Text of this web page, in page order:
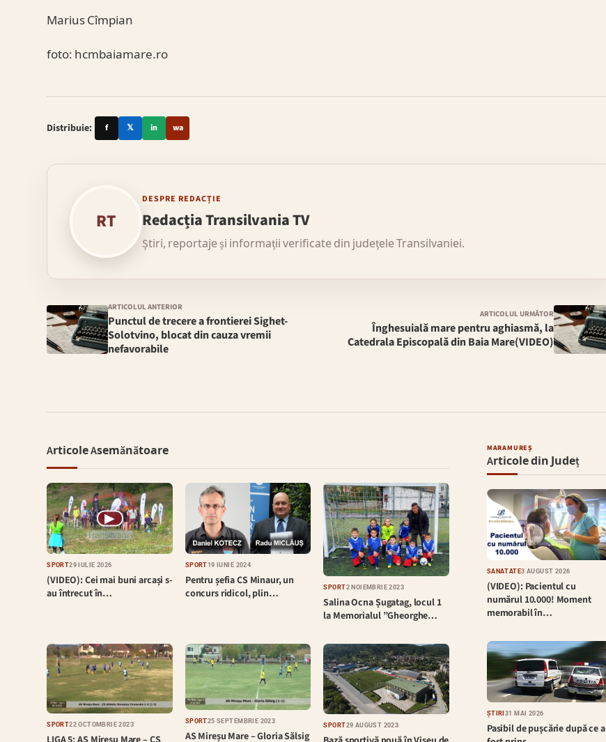
Marius Cîmpian
foto: hcmbaiamare.ro
Distribuie: f 𝕏 in wa
RT
DESPRE REDACȚIE
Redacția Transilvania TV
Știri, reportaje și informații verificate din județele Transilvaniei.
ARTICOLUL ANTERIOR
Punctul de trecere a frontierei Sighet-
Solotvino, blocat din cauza vremii
nefavorabile
ARTICOLUL URMĂTOR
Înghesuială mare pentru aghiasmă, la
Catedrala Episcopală din Baia Mare(VIDEO)
Articole Asemănătoare
▶
SPORT29 IULIE 2026
(VIDEO): Cei mai buni arcași s-
au întrecut în…
SPORT19 IUNIE 2024
Pentru șefia CS Minaur, un
concurs ridicol, plin…
SPORT2 NOIEMBRIE 2023
Salina Ocna Șugatag, locul 1
la Memorialul ”Gheorghe…
SPORT22 OCTOMBRIE 2023
SPORT25 SEPTEMBRIE 2023
AS Mireșu Mare – Gloria Sălsig
SPORT29 AUGUST 2023
MARAMUREȘ
Articole din Județ
SĂNĂTATE3 AUGUST 2026
(VIDEO): Pacientul cu
numărul 10.000! Moment
memorabil în…
ȘTIRI 31 MAI 2026
Pasibil de pușcărie după ce a